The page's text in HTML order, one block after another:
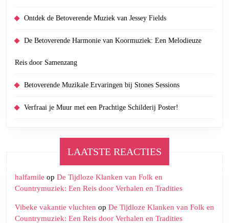
Ontdek de Betoverende Muziek van Jessey Fields
De Betoverende Harmonie van Koormuziek: Een Melodieuze
Reis door Samenzang
Betoverende Muzikale Ervaringen bij Stones Sessions
Verfraai je Muur met een Prachtige Schilderij Poster!
LAATSTE REACTIES
halfamile op De Tijdloze Klanken van Folk en
Countrymuziek: Een Reis door Verhalen en Tradities
Vibeke vakantie vluchten op De Tijdloze Klanken van Folk en
Countrymuziek: Een Reis door Verhalen en Tradities